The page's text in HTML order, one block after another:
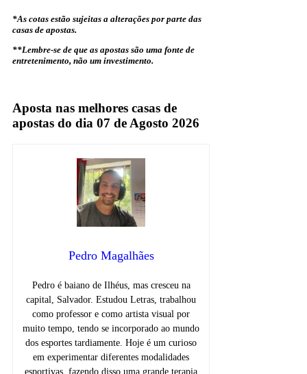
*As cotas estão sujeitas a alterações por parte das
casas de apostas.
**Lembre-se de que as apostas são uma fonte de
entretenimento, não um investimento.
Aposta nas melhores casas de
apostas do dia 07 de Agosto 2026
Pedro Magalhães
Pedro é baiano de Ilhéus, mas cresceu na
capital, Salvador. Estudou Letras, trabalhou
como professor e como artista visual por
muito tempo, tendo se incorporado ao mundo
dos esportes tardiamente. Hoje é um curioso
em experimentar diferentes modalidades
esportivas, fazendo disso uma grande terapia